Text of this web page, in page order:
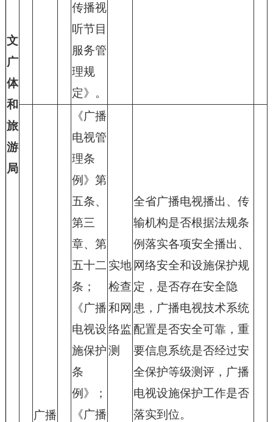
文
广
体
和
旅
游
局
传播视
听节目
服务管
理规
定》。
广播
《广播
电视管
理条
例》第
五条、
第三
章、第
五十二
条；
《广播
电视设
施保护
条
例》；
《广播
实地
检查
和网
络监
测
全省广播电视播出、传
输机构是否根据法规条
例落实各项安全播出、
网络安全和设施保护规
定，是否存在安全隐
患，广播电视技术系统
配置是否安全可靠，重
要信息系统是否经过安
全保护等级测评，广播
电视设施保护工作是否
落实到位。